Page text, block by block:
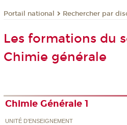
Portail national Rechercher par
Les formations du
Chimie générale
Chimie Générale 1
UNITÉ D’ENSEIGNEMENT